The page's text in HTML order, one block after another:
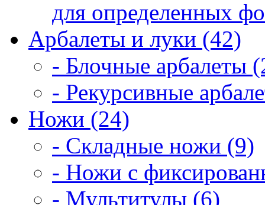
для определенных
Арбалеты и луки (42)
- Блочные арбалеты
- Рекурсивные
Ножи (24)
- Складные ножи (9)
- Ножи с
- Мультитулы (6)